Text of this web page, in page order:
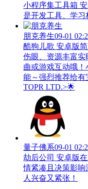
小程序集工具箱
是开发工具、学习
朋克养生09-01
酷狗儿歌 安卓版
伤眼、资源丰富
曲或游戏互动哦
能～强烈推荐给有
TOPR LTD.>🌟
量子佛系09-01
劫后公司 安卓版
情紧凑且决策影
人兴奋又紧张！